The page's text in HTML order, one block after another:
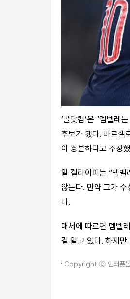
‘골닷컴’은 “뎀벨레
후보가 됐다. 바르셀
이 충분하다고 주장
알 켈라이피는 “뎀
않는다. 만약 그가
다.
매체에 따르면 뎀벨
걸 알고 있다. 하지만
Copyright ⓒ 인터풋볼